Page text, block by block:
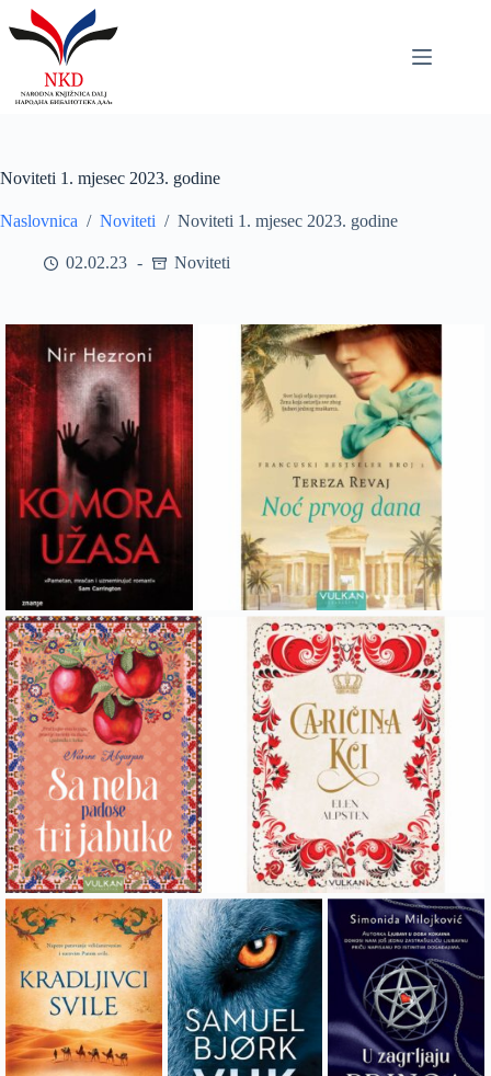
to
content
Noviteti 1. mjesec 2023. godine
Naslovnica / Noviteti / Noviteti 1. mjesec 2023. godine
02.02.23 Noviteti